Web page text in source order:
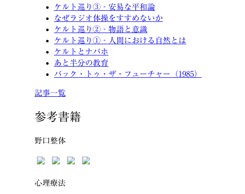
ケルト巡り③‐安易な平和論
なぜラジオ体操をすすめないか
ケルト巡り②‐物語と意識
ケルト巡り①‐人間における自然とは
ケルトとナバホ
あと半分の教育
バック・トゥ・ザ・フューチャー（1985）
記事一覧
参考書籍
野口整体
心理療法